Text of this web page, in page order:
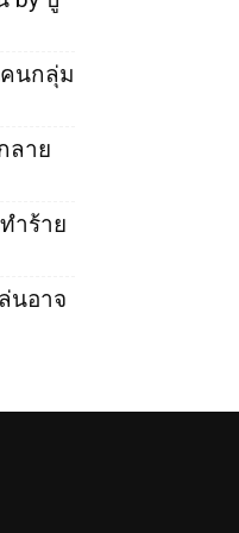
คนกลุ่ม
ลาย
ำร้าย
นอาจ